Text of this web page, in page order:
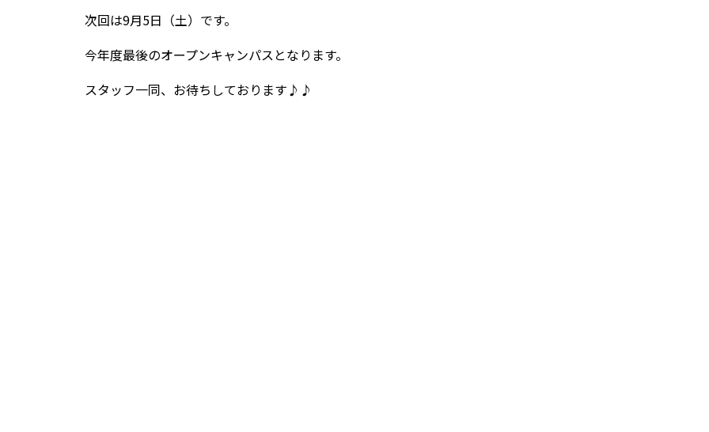
次回は9月5日（土）です。
今年度最後のオープンキャンパスとなります。
スタッフ一同、お待ちしております♪♪